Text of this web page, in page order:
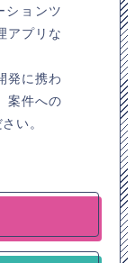
ションツ
アプリな
発に携わ
案件への
い。